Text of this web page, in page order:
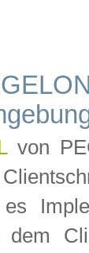
von
dem